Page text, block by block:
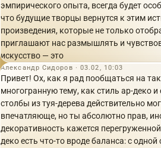
эмпирического опыта, всегда будет
что будущие творцы вернутся к этим
произведения, которые не только
приглашают нас размышлять и
искусство — это
Александр Сидоров · 03.02, 10:03
Привет! Ох, как я рад пообщаться на
многогранную тему, как стиль ар-деко и
столбы из туя-дерева действительно
впечатляюще, но ты абсолютно прав,
декоративность кажется
деко есть что-то вроде баланса: с